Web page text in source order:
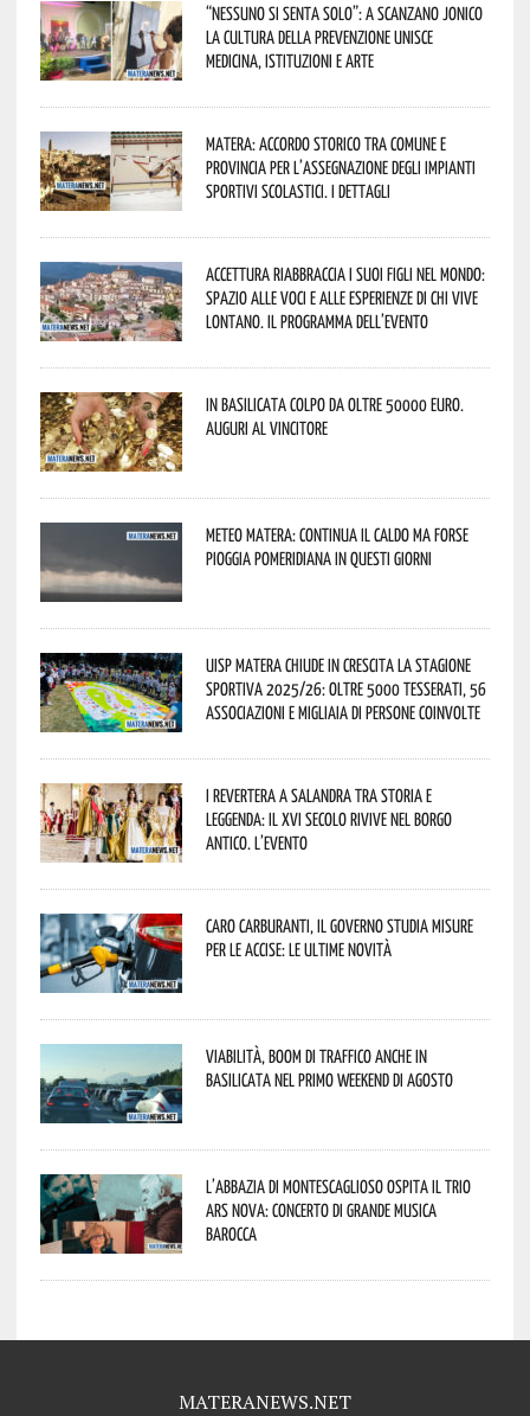
“Nessuno si senta solo”: a Scanzano Jonico
la cultura della prevenzione unisce
medicina, istituzioni e arte
Matera: accordo storico tra Comune e
Provincia per l’assegnazione degli impianti
sportivi scolastici. I dettagli
Accettura riabbraccia i suoi figli nel mondo:
spazio alle voci e alle esperienze di chi vive
lontano. Il programma dell’evento
In Basilicata colpo da oltre 50000 euro.
Auguri al vincitore
Meteo Matera: continua il caldo ma forse
pioggia pomeridiana in questi giorni
Uisp Matera chiude in crescita la stagione
sportiva 2025/26: oltre 5000 tesserati, 56
associazioni e migliaia di persone coinvolte
I Revertera a Salandra tra storia e
leggenda: il XVI secolo rivive nel borgo
antico. L’evento
Caro carburanti, il governo studia misure
per le accise: le ultime novità
Viabilità, boom di traffico anche in
Basilicata nel primo weekend di agosto
L’abbazia di Montescaglioso ospita il Trio
Ars Nova: concerto di grande musica
barocca
MATERANEWS.NET